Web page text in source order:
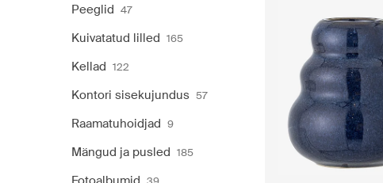
Peeglid 47
Kuivatatud lilled 165
Kellad 122
Kontori sisekujundus 57
Raamatuhoidjad 9
Mängud ja pusled 185